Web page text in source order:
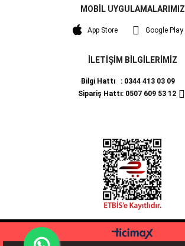
MOBİL UYGULAMALARIMIZ
App Store Google Play
İLETİŞİM BİLGİLERİMİZ
Bilgi Hattı : 0344 413 03 09
Sipariş Hattı: 0507 609 53 12